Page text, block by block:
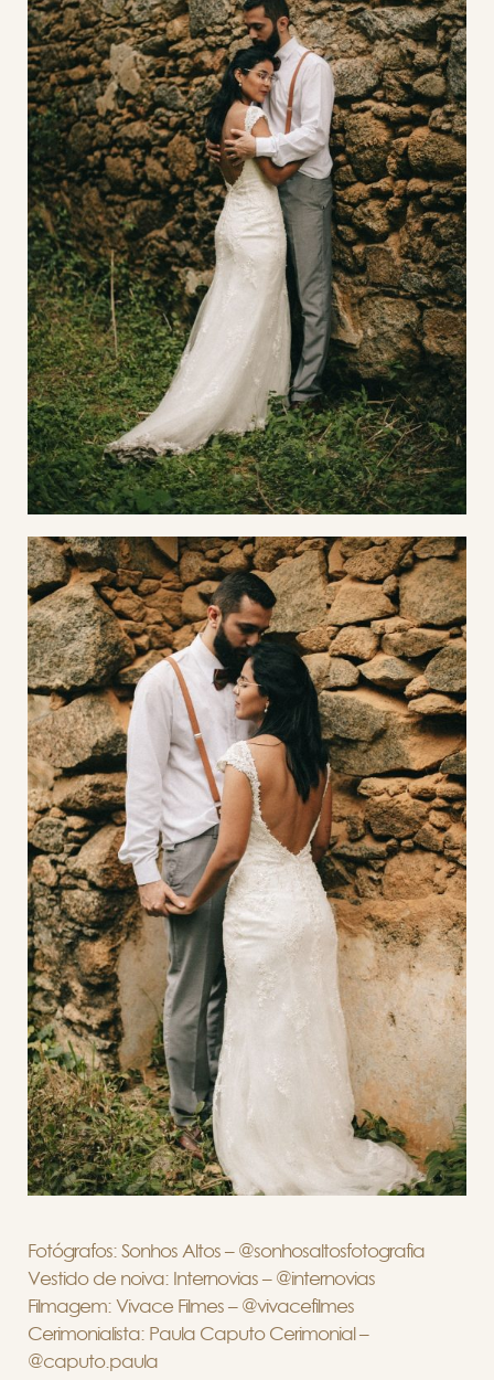
Fotógrafos: Sonhos Altos – @sonhosaltosfotografia
Vestido de noiva: Internovias – @internovias
Filmagem: Vivace Filmes – @vivacefilmes
Cerimonialista: Paula Caputo Cerimonial –
@caputo.paula